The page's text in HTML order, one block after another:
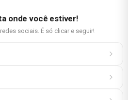
onde você estiver!
sociais. É só clicar e seguir!